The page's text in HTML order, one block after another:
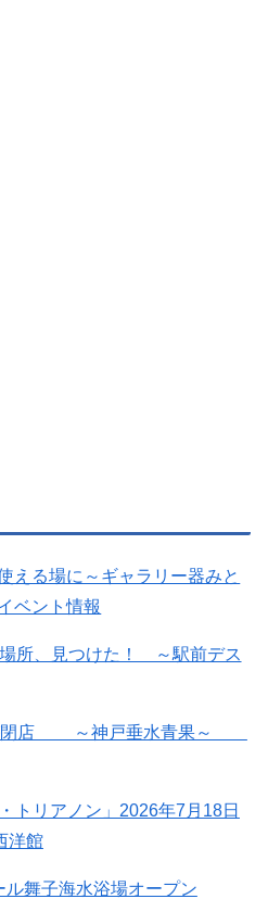
える場に～ギャラリー器みと
ベント情報
所、見つけた！ ～駅前デス
が閉店 ～神戸垂水青果～
トリアノン」2026年7月18日
館
ル舞子海水浴場オープン